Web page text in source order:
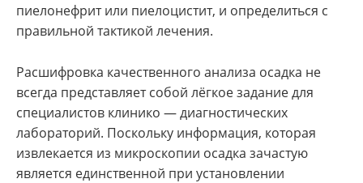
пиелонефрит или пиелоцистит, и определиться с
правильной тактикой лечения.
Расшифровка качественного анализа осадка не
всегда представляет собой лёгкое задание для
специалистов клинико — диагностических
лабораторий. Поскольку информация, которая
извлекается из микроскопии осадка зачастую
является единственной при установлении